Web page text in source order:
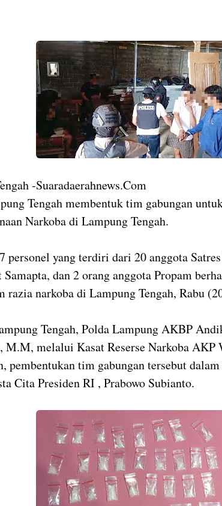
-Suaradaerahnews.Com
Tengah membentuk tim gabungan
Narkoba di Lampung Tengah.
personel yang terdiri dari 20 anggota
Samapta, dan 2 orang anggota Propam
razia narkoba di Lampung Tengah, Rabu
Tengah, Polda Lampung AKBP
M.M, melalui Kasat Reserse Narkoba AKP
pembentukan tim gabungan tersebut
Cita Presiden RI , Prabowo Subianto.